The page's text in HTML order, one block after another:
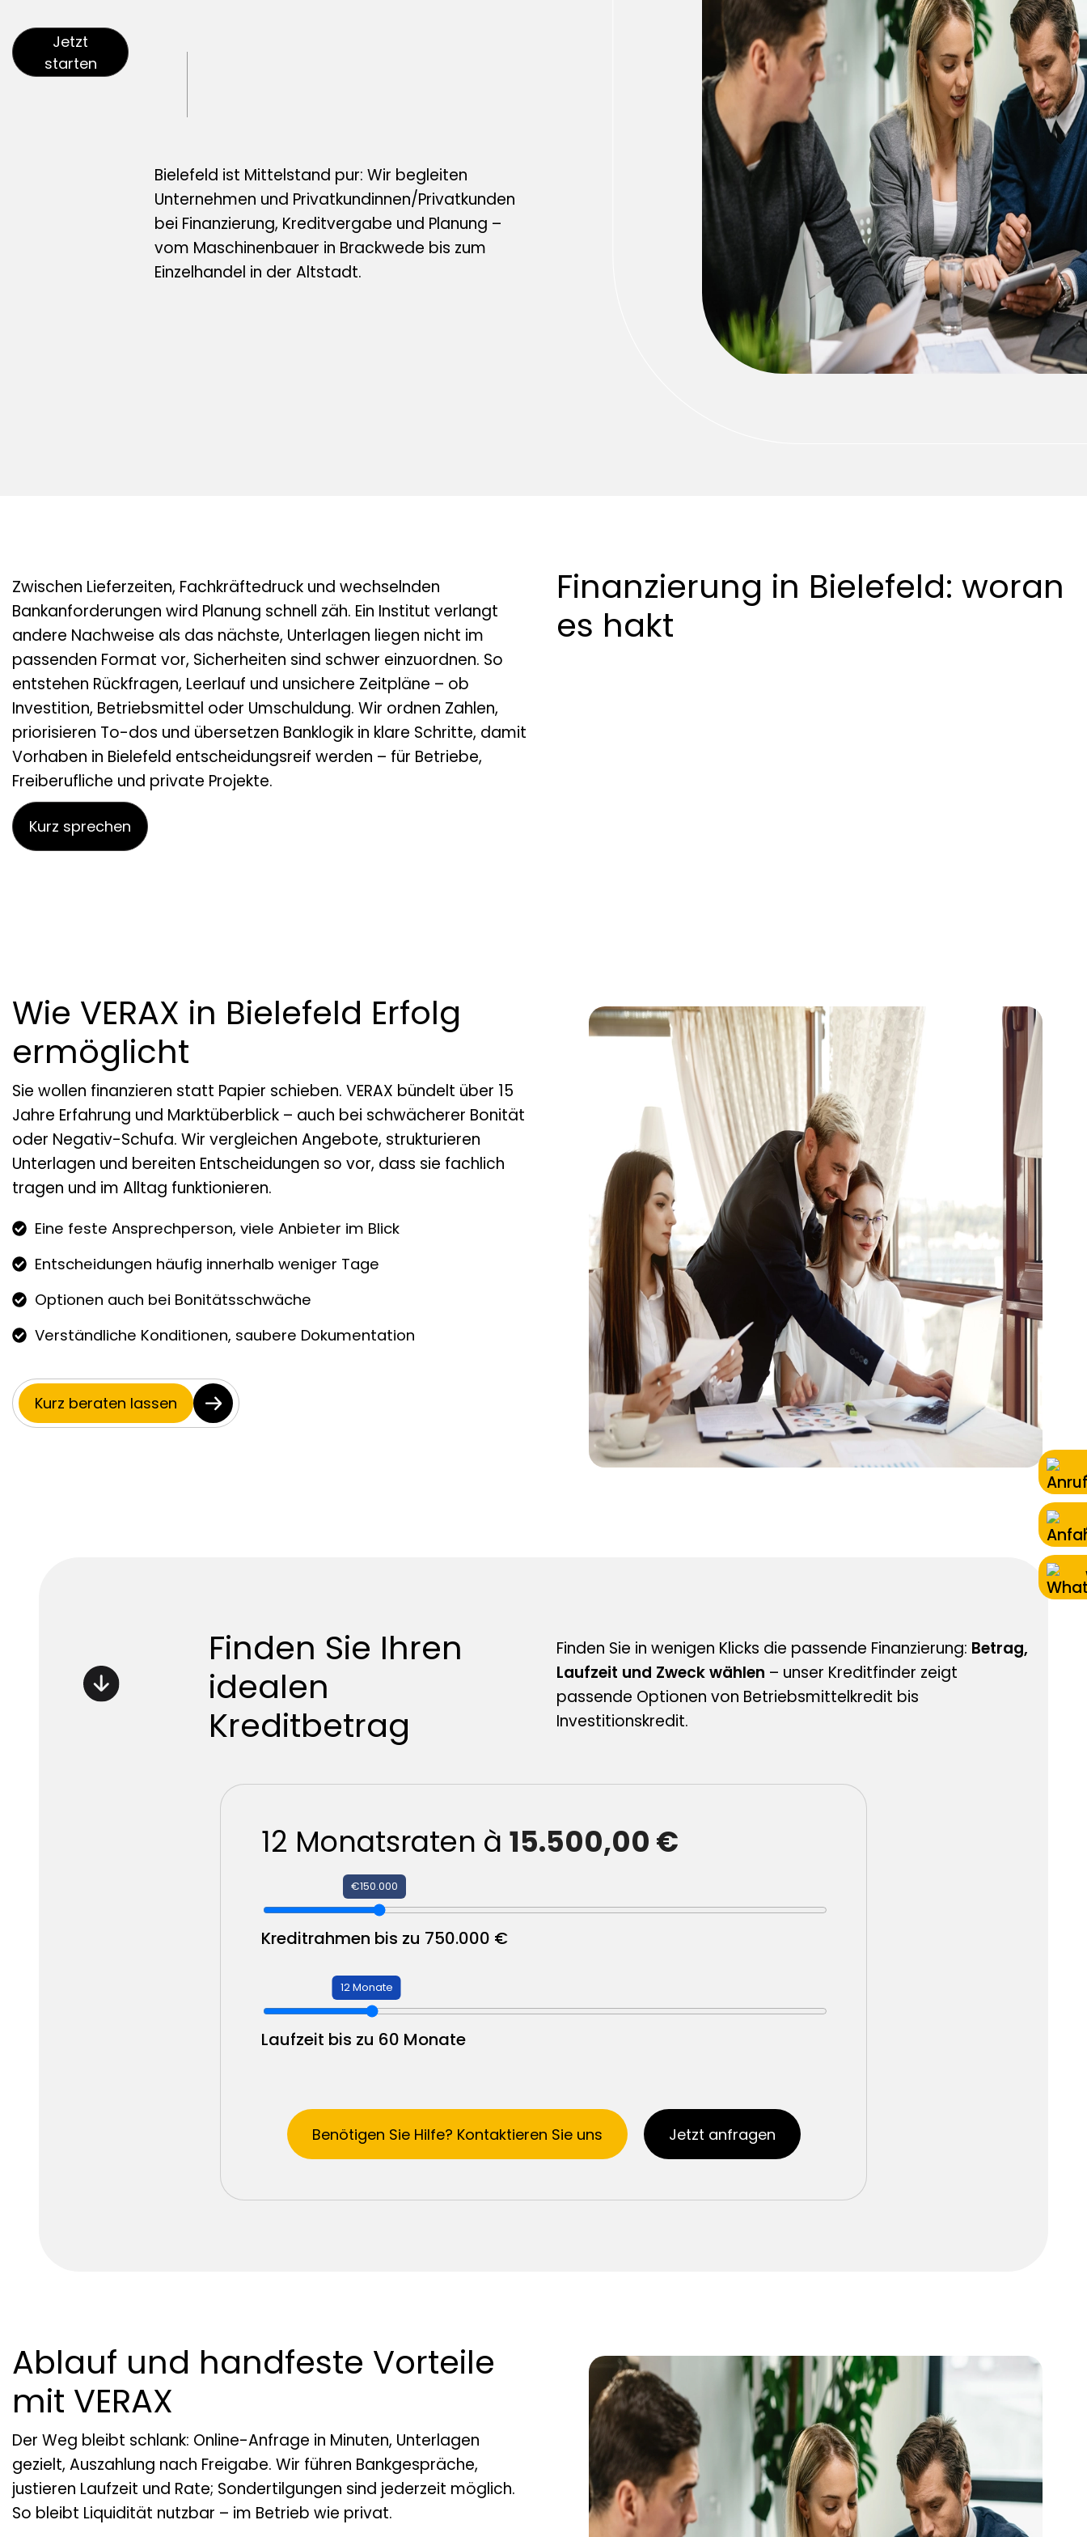
Jetzt
starten
Bielefeld ist Mittelstand pur: Wir begleiten
Unternehmen und Privatkundinnen/Privatkunden
bei Finanzierung, Kreditvergabe und Planung –
vom Maschinenbauer in Brackwede bis zum
Einzelhandel in der Altstadt.
Zwischen Lieferzeiten, Fachkräftedruck und wechselnden
Bankanforderungen wird Planung schnell zäh. Ein Institut verlangt
andere Nachweise als das nächste, Unterlagen liegen nicht im
passenden Format vor, Sicherheiten sind schwer einzuordnen. So
entstehen Rückfragen, Leerlauf und unsichere Zeitpläne – ob
Investition, Betriebsmittel oder Umschuldung. Wir ordnen Zahlen,
priorisieren To-dos und übersetzen Banklogik in klare Schritte, damit
Vorhaben in Bielefeld entscheidungsreif werden – für Betriebe,
Freiberufliche und private Projekte.
Kurz sprechen
Finanzierung in Bielefeld: woran
es hakt
Wie VERAX in Bielefeld Erfolg
ermöglicht
Sie wollen finanzieren statt Papier schieben. VERAX bündelt über 15
Jahre Erfahrung und Marktüberblick – auch bei schwächerer Bonität
oder Negativ-Schufa. Wir vergleichen Angebote, strukturieren
Unterlagen und bereiten Entscheidungen so vor, dass sie fachlich
tragen und im Alltag funktionieren.
Eine feste Ansprechperson, viele Anbieter im Blick
Entscheidungen häufig innerhalb weniger Tage
Optionen auch bei Bonitätsschwäche
Verständliche Konditionen, saubere Dokumentation
Kurz beraten lassen
Finden Sie Ihren
idealen
Kreditbetrag
Finden Sie in wenigen Klicks die passende Finanzierung: Betrag,
Laufzeit und Zweck wählen – unser Kreditfinder zeigt
passende Optionen von Betriebsmittelkredit bis
Investitionskredit.
12 Monatsraten à 15.500,00 €
€150.000
Kreditrahmen bis zu 750.000 €
12 Monate
Laufzeit bis zu 60 Monate
Benötigen Sie Hilfe? Kontaktieren Sie uns Jetzt anfragen
Ablauf und handfeste Vorteile
mit VERAX
Der Weg bleibt schlank: Online-Anfrage in Minuten, Unterlagen
gezielt, Auszahlung nach Freigabe. Wir führen Bankgespräche,
justieren Laufzeit und Rate; Sondertilgungen sind jederzeit möglich.
So bleibt Liquidität nutzbar – im Betrieb wie privat.
Datenschutzerklärung